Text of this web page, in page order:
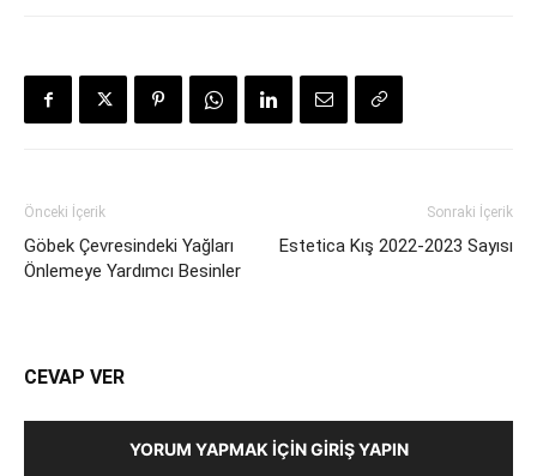
Önceki İçerik
Göbek Çevresindeki Yağları
Önlemeye Yardımcı Besinler
Sonraki İçerik
Estetica Kış 2022-2023 Sayısı
CEVAP VER
YORUM YAPMAK İÇIN GIRIŞ YAPIN